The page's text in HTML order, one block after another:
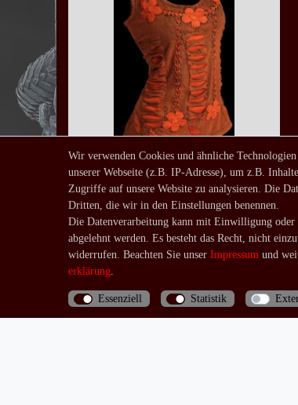
Top Kimmy
ab 24,90 € *
*inkl. ges. MwSt.zzgl.
Versandkosten
Wir verwenden Cookies und ähnliche
unserer Webseite (z.B. IP-Adresse), um z.B.
Zugriffe auf unsere Website zu analysieren. Die
Dritten, die wir in den Einstellungen benennen.
Die Datenverarbeitung kann mit Einwilligung oder
abgelehnt werden. Es besteht das Recht, nicht
widerrufen. Beachten Sie unser Impressum und
erklärung.
Essenziell Statistik